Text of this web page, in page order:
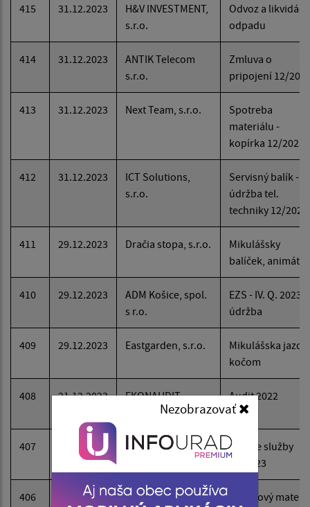
415 31.12.2023
H&V INVESTMENT,
s.r.o.
Odvoz a
odpadu
414 31.12.2023
ANTIK Telecom
s.r.o.
Zmluva o
pripojení 12/
413 31.12.2023 Next Team, s.r.o.
Spotreba
materiálu -
kopírka 12/2023
412 31.12.2023
ICT Solutions,
s.r.o.
Servisný balík -
údržba tel.
techniky 12/2023
411 29.12.2023 Dračia stopa, s.r.o.
Mikulášsky
balíček, animátor
410 29.12.2023
ADM Košice, spol.
s r.o.
EZS - IV. Q. 2023 -
údržba
409 29.12.2023 Eastgarden, s.r.o.
Mikulášska jazda
kočom
408 21.12.2023
EKONAUDIT
SERVICES, s.r.o.
Audit 2022
407 19.12.2023
JUDr. Karin Benč
Právne služby
11/2023
406 19.12.2023 KOSIT, a.s. Posypový
Nezobrazovať